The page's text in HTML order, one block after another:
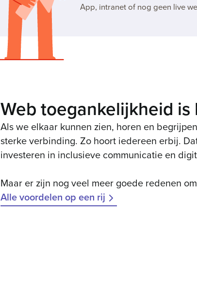
App, intranet of nog geen live
Web toegankelijkheid
Als we elkaar kunnen zien, horen en
sterke verbinding. Zo hoort iedereen erbij.
investeren in inclusieve communicatie en
Maar er zijn nog veel meer goede redenen
Alle voordelen op een rij